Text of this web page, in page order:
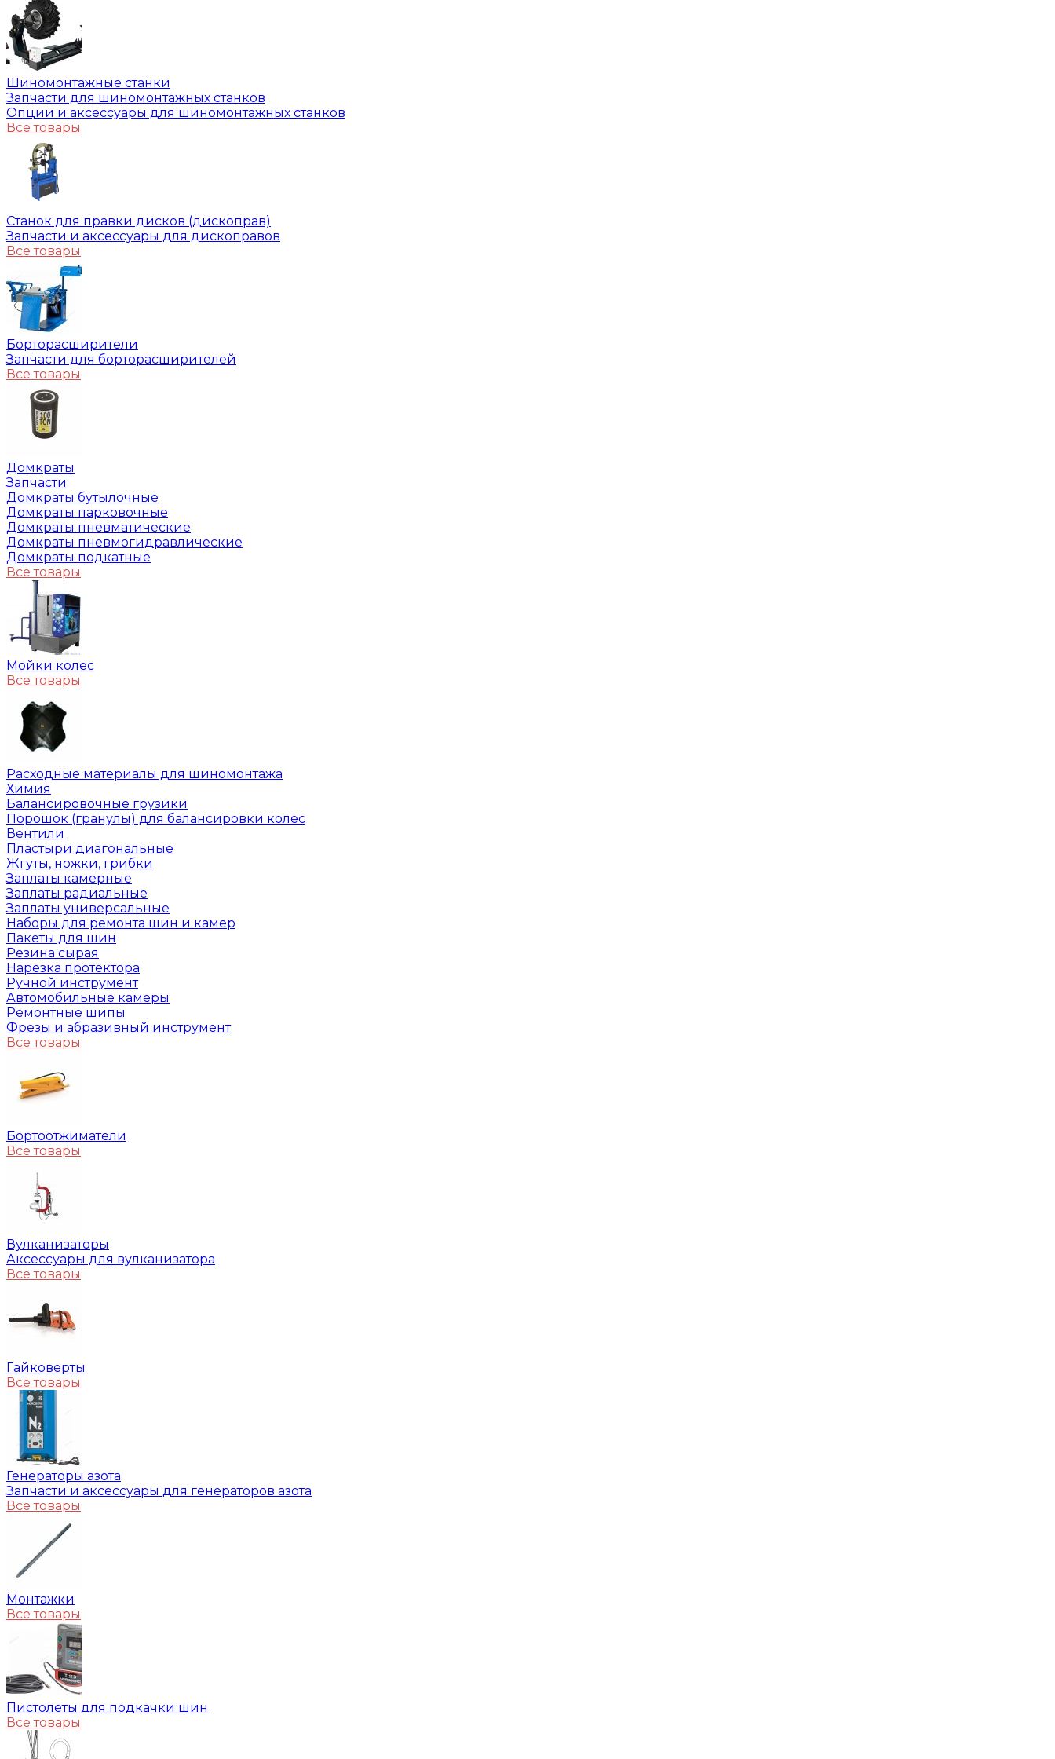
Шиномонтажные станки
Запчасти для шиномонтажных станков
Опции и аксессуары для шиномонтажных станков
Все товары
Станок для правки дисков (дископрав)
Запчасти и аксессуары для дископравов
Все товары
Борторасширители
Запчасти для борторасширителей
Все товары
Домкраты
Запчасти
Домкраты бутылочные
Домкраты парковочные
Домкраты пневматические
Домкраты пневмогидравлические
Домкраты подкатные
Все товары
Мойки колес
Все товары
Расходные материалы для шиномонтажа
Химия
Балансировочные грузики
Порошок (гранулы) для балансировки колес
Вентили
Пластыри диагональные
Жгуты, ножки, грибки
Заплаты камерные
Заплаты радиальные
Заплаты универсальные
Наборы для ремонта шин и камер
Пакеты для шин
Резина сырая
Нарезка протектора
Ручной инструмент
Автомобильные камеры
Ремонтные шипы
Фрезы и абразивный инструмент
Все товары
Бортоотжиматели
Все товары
Вулканизаторы
Аксессуары для вулканизатора
Все товары
Гайковерты
Все товары
Генераторы азота
Запчасти и аксессуары для генераторов азота
Все товары
Монтажки
Все товары
Пистолеты для подкачки шин
Все товары